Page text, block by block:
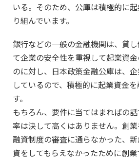
いる。そのため、公庫は積極的に
り組んでいます。
銀行などの一般の金融機関は、貸
て企業の安全性を重視して起業資
のに対し、日本政策金融公庫は、
しているので、積極的に起業資金
す。
もちろん、要件に当てはまればの
率は決して高くはありません。創
融資制度の審査に通らなかった、
資をしてもらえなかったために創